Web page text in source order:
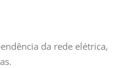
da rede elétrica,